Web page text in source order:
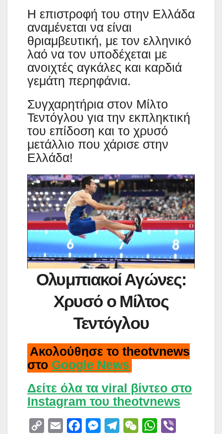
Η επιστροφή του στην Ελλάδα
αναμένεται να είναι
θριαμβευτική, με τον ελληνικό
λαό να τον υποδέχεται με
ανοιχτές αγκάλες και καρδιά
γεμάτη περηφάνια.
Συγχαρητήρια στον Μίλτο
Τεντόγλου για την εκπληκτική
του επίδοση και το χρυσό
μετάλλιο που χάρισε στην
Ελλάδα!
Ολυμπιακοί Αγώνες:
Χρυσό ο Μίλτος
Τεντόγλου
Ακολούθησε το theotvnews
στο Google News
Δείτε όλα τα viral βίντεο στο
Instagram του theotvnews
M W W